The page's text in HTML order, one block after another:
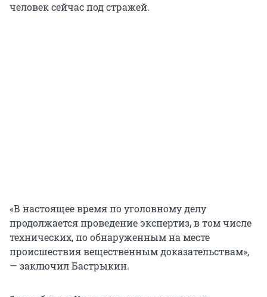
человек сейчас под стражей.
«В настоящее время по уголовному делу
продолжается проведение экспертиз, в том числе
технических, по обнаруженным на месте
происшествия вещественным доказательствам»,
— заключил Бастрыкин.